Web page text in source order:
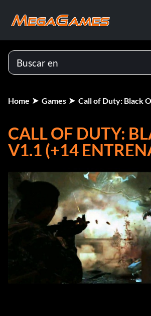
Home Games Call of Duty: Black
CALL OF DUTY:
V1.1 (+14